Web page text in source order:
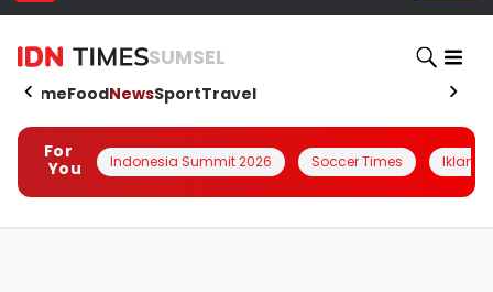
SUMSEL
HomeFoodNewsSportTravel
For
You
Indonesia Summit 2026 Soccer Times Iklanin